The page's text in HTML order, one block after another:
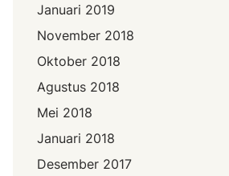
Januari 2019
November 2018
Oktober 2018
Agustus 2018
Mei 2018
Januari 2018
Desember 2017